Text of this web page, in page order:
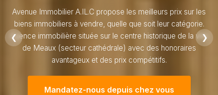
❮ ❯
Avenue Immobilier A.IL.C propose les meilleurs prix sur les
biens immobiliers à vendre, quelle que soit leur catégorie.
Agence immobilière située sur le centre historique de la ville
de Meaux (secteur cathédrale) avec des honoraires
avantageux et des prix compétitifs.
Mandatez-nous depuis chez vous